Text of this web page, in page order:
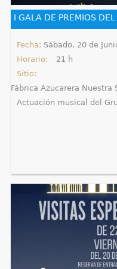
e
r
t
Fecha: Sábado, 20 de
Horario:
21 h
Sitio:
Fábrica Azucarera Nuestra
Actuación musical del